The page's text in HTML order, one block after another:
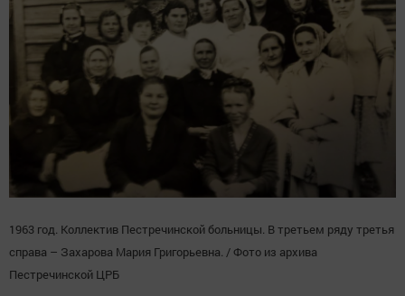
1963 год. Коллектив Пестречинской больницы. В третьем ряду третья
справа – Захарова Мария Григорьевна. / Фото из архива
Пестречинской ЦРБ